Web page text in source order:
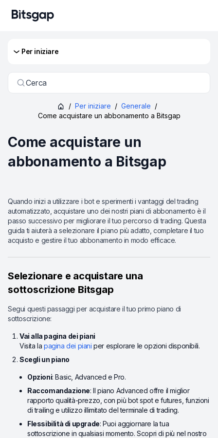
Per iniziare
Cerca
/ Per iniziare / Generale /
Come acquistare un abbonamento a Bitsgap
Come acquistare un
abbonamento a Bitsgap
Quando inizi a utilizzare i bot e sperimenti i vantaggi del trading
automatizzato, acquistare uno dei nostri piani di abbonamento è il
passo successivo per migliorare il tuo percorso di trading. Questa
guida ti aiuterà a selezionare il piano più adatto, completare il tuo
acquisto e gestire il tuo abbonamento in modo efficace.
Selezionare e acquistare una
sottoscrizione Bitsgap
Segui questi passaggi per acquistare il tuo primo piano di
sottoscrizione:
Vai alla pagina dei piani
Visita la pagina dei piani per esplorare le opzioni disponibili.
Scegli un piano
Opzioni: Basic, Advanced e Pro.
Raccomandazione: Il piano Advanced offre il miglior
rapporto qualità-prezzo, con più bot spot e futures, funzioni
di trailing e utilizzo illimitato del terminale di trading.
Flessibilità di upgrade: Puoi aggiornare la tua
sottoscrizione in qualsiasi momento. Scopri di più nel nostro